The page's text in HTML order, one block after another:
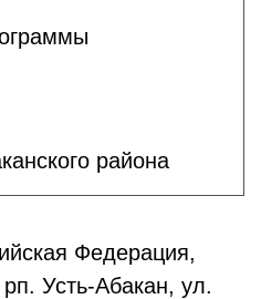
района
Федерация,
Усть-Абакан, ул.